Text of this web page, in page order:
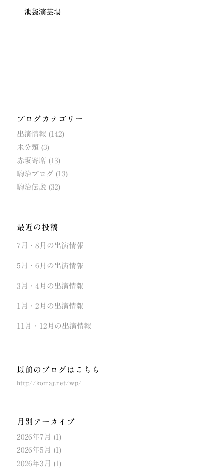
池袋演芸場
ブログカテゴリー
出演情報 (142)
未分類(3)
赤坂寄席 (13)
駒治ブログ (13)
駒治伝説 (32)
最近の投稿
7月・8月の出演情報
5月・6月の出演情報
3月・4月の出演情報
1月・2月の出演情報
11月・12月の出演情報
以前のブログはこちら
http://komaji.net/wp/
月別アーカイブ
2026年7月 (1)
2026年5月 (1)
2026年3月 (1)